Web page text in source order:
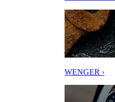
WENGER ›